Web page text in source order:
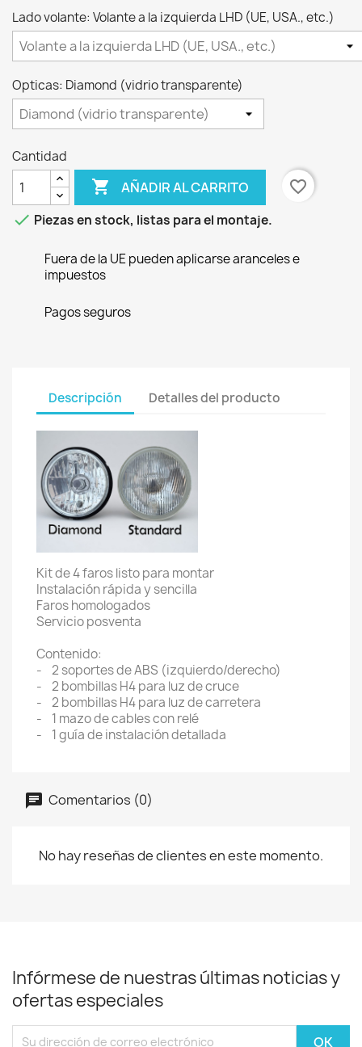
Lado volante: Volante a la izquierda LHD (UE, USA., etc.)
Opticas: Diamond (vidrio transparente)
Cantidad
 AÑADIR AL CARRITO
favorite_border
 Piezas en stock, listas para el montaje.
Fuera de la UE pueden aplicarse aranceles e
impuestos
Pagos seguros
Descripción Detalles del producto
Kit de 4 faros listo para montar
Instalación rápida y sencilla
Faros homologados
Servicio posventa
Contenido:
- 2 soportes de ABS (izquierdo/derecho)
- 2 bombillas H4 para luz de cruce
- 2 bombillas H4 para luz de carretera
- 1 mazo de cables con relé
- 1 guía de instalación detallada
Comentarios (0)
No hay reseñas de clientes en este momento.
Infórmese de nuestras últimas noticias y
ofertas especiales